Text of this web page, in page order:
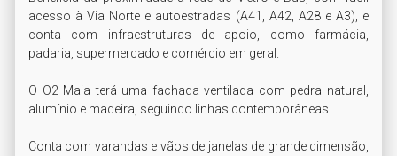
acesso à Via Norte e autoestradas (A41, A42, A28 e A3), e
conta com infraestruturas de apoio, como farmácia,
padaria, supermercado e comércio em geral.
O O2 Maia terá uma fachada ventilada com pedra natural,
alumínio e madeira, seguindo linhas contemporâneas.
Conta com varandas e vãos de janelas de grande dimensão,